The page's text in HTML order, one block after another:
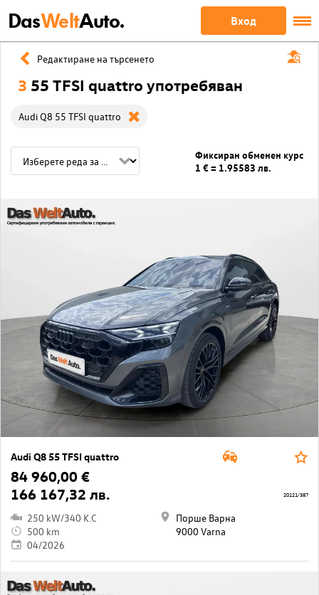
DasWeltAuto. Вход
Редактиране на търсенето
3 55 TFSI quattro употребяван
Audi Q8 55 TFSI quattro
Фиксиран обменен курс
1 € = 1.95583 лв.
Audi Q8 55 TFSI quattro
84 960,00 €
166 167,32 лв.
250 kW/340 K.C
500 km
04/2026
Порше Варна
9000 Varna
20121/387